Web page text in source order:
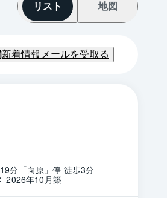
リスト 地図
新着情報メールを受取る
分「向原」停 徒歩3分
2026年10月築